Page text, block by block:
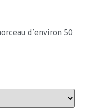
d’environ 50